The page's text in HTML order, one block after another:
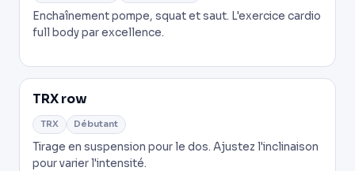
Enchaînement pompe, squat et saut. L'exercice cardio
full body par excellence.
TRX row
TRX Débutant
Tirage en suspension pour le dos. Ajustez l'inclinaison
pour varier l'intensité.